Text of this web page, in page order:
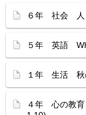
６年 社会 人
５年 英語
１年 生活 秋
４年 心の教育